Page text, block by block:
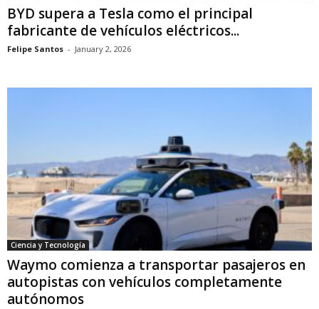
BYD supera a Tesla como el principal
fabricante de vehículos eléctricos...
Felipe Santos - January 2, 2026
Ciencia y Tecnología
Waymo comienza a transportar pasajeros en
autopistas con vehículos completamente
autónomos